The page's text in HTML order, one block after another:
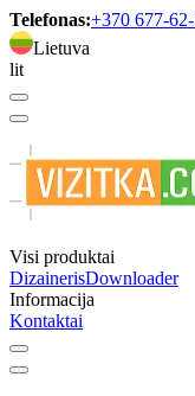
Telefonas:+370 677-
Lietuva
lit
Visi produktai
DizainerisDownloader
Informacija
Kontaktai